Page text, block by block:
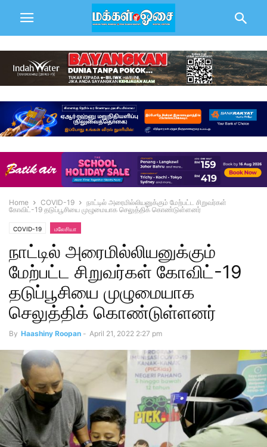
Home COVID-19
நாட்டில் அரைமில்லியனுக்கும் மேற்பட்ட சிறுவர்கள்
கோவிட்-19 தடுப்பூசியை முழுமையாக செலுத்திக் கொண்டுள்ளனர்
COVID-19 மலேசியா
நாட்டில் அரைமில்லியனுக்கும்
மேற்பட்ட சிறுவர்கள் கோவிட்-19
தடுப்பூசியை முழுமையாக
செலுத்திக் கொண்டுள்ளனர்
By Haashiny Roopan - April 21, 2022 2:27 pm